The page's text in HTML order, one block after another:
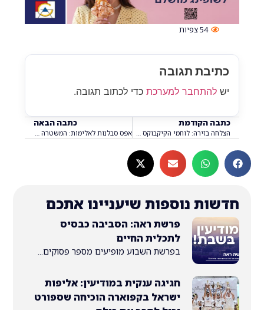
תגובה
למערכתכדי לכתוב תגובה.
הקודמת
הצלחה בזירה: לוחמי הקיקבוקס של מודיעין כבשו את אליפות ישראל עם 5 מדליות אפס סבלנות לאלימות: המשטרה והעירייה פועלות במע״ר בעקבות הקטטה הקשה
נוספות שיעניינו אתכם
פרשת ראה: הסביבה כבסיס
לתכלית החיים
בפרשת השבוע מופיעים מספר פסוקים...
חגיגה ענקית במודיעין: אליפות
ישראל בקפוארה הוכיחה שספורט